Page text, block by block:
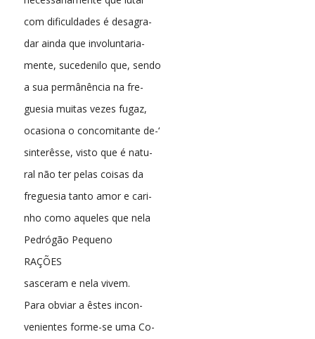
com dificuldades é desagra-
dar ainda que involuntaria-
mente, sucedenilo que, sendo
a sua permânência na fre-
guesia muitas vezes fugaz,
ocasiona o concomitante de-‘
sinterêsse, visto que é natu-
ral não ter pelas coisas da
freguesia tanto amor e cari-
nho como aqueles que nela
Pedrógão Pequeno
RAÇÕES
sasceram e nela vivem.
Para obviar a êstes incon-
venientes forme-se uma Co-